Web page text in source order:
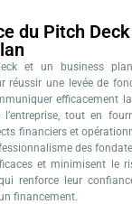
du Pitch
et un business
réussir une levée de
efficacement
tout en
financiers et
des
et minimisent le
renforce leur
financement.